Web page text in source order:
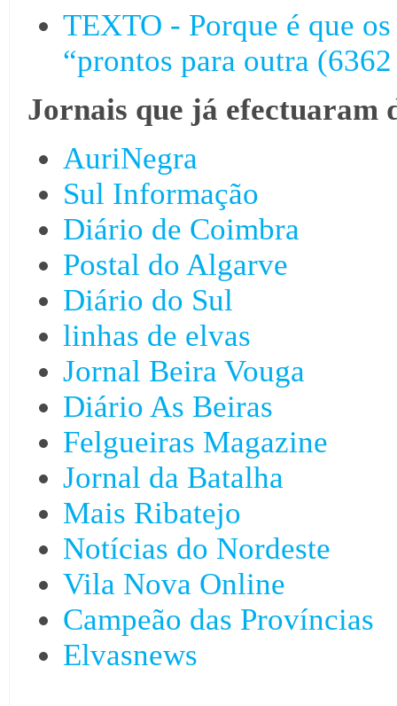
TEXTO - Porque é que
“prontos para outra
Jornais que já efectuaram
AuriNegra
Sul Informação
Diário de Coimbra
Postal do Algarve
Diário do Sul
linhas de elvas
Jornal Beira Vouga
Diário As Beiras
Felgueiras Magazine
Jornal da Batalha
Mais Ribatejo
Notícias do Nordeste
Vila Nova Online
Campeão das Províncias
Elvasnews